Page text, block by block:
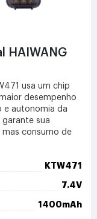
HAIWANG
usa um chip
desempenho
e autonomia da
sua
mas consumo de
KTW471
7.4V
1400mAh